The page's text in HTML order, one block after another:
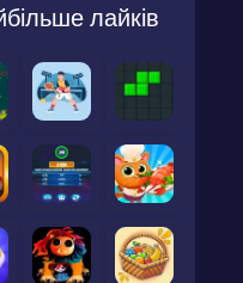
лайків